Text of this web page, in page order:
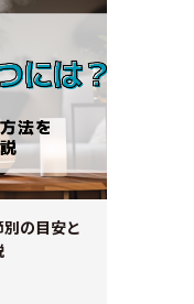
の目安と